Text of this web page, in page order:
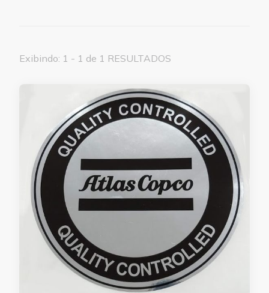
Exibindo: 1 - 1 de 1 RESULTADOS